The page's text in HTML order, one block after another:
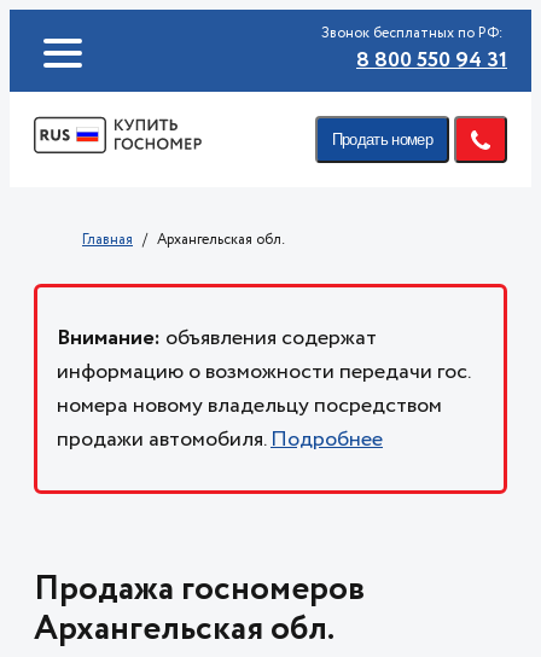
Звонок бесплатных по РФ:
8 800 550 94 31
Продать номер
Главная Архангельская обл.
Внимание: объявления содержат
информацию о возможности передачи гос.
номера новому владельцу посредством
продажи автомобиля.Подробнее
Продажа госномеров
Архангельская обл.